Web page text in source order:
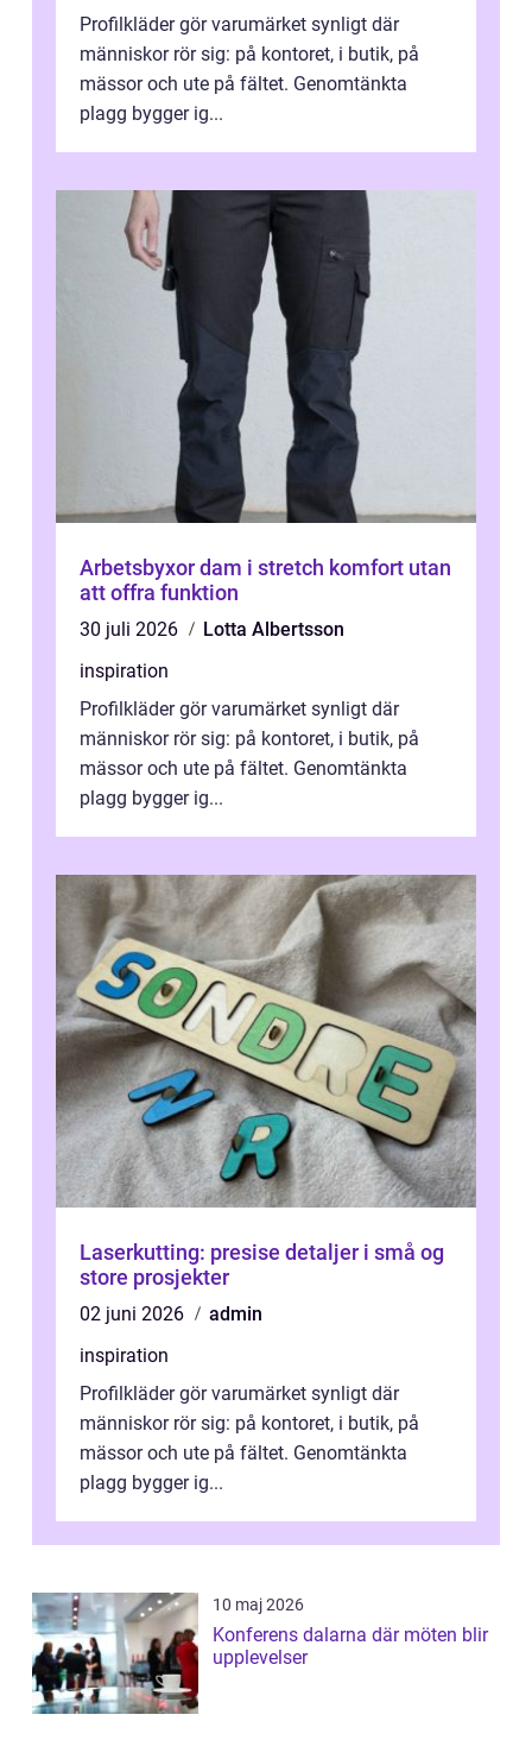
Profilkläder gör varumärket synligt där
människor rör sig: på kontoret, i butik, på
mässor och ute på fältet. Genomtänkta
plagg bygger ig...
Arbetsbyxor dam i stretch komfort utan
att offra funktion
30 juli 2026
Lotta Albertsson
inspiration
Profilkläder gör varumärket synligt där
människor rör sig: på kontoret, i butik, på
mässor och ute på fältet. Genomtänkta
plagg bygger ig...
Laserkutting: presise detaljer i små og
store prosjekter
02 juni 2026
admin
inspiration
Profilkläder gör varumärket synligt där
människor rör sig: på kontoret, i butik, på
mässor och ute på fältet. Genomtänkta
plagg bygger ig...
10 maj 2026
Konferens dalarna där möten blir
upplevelser